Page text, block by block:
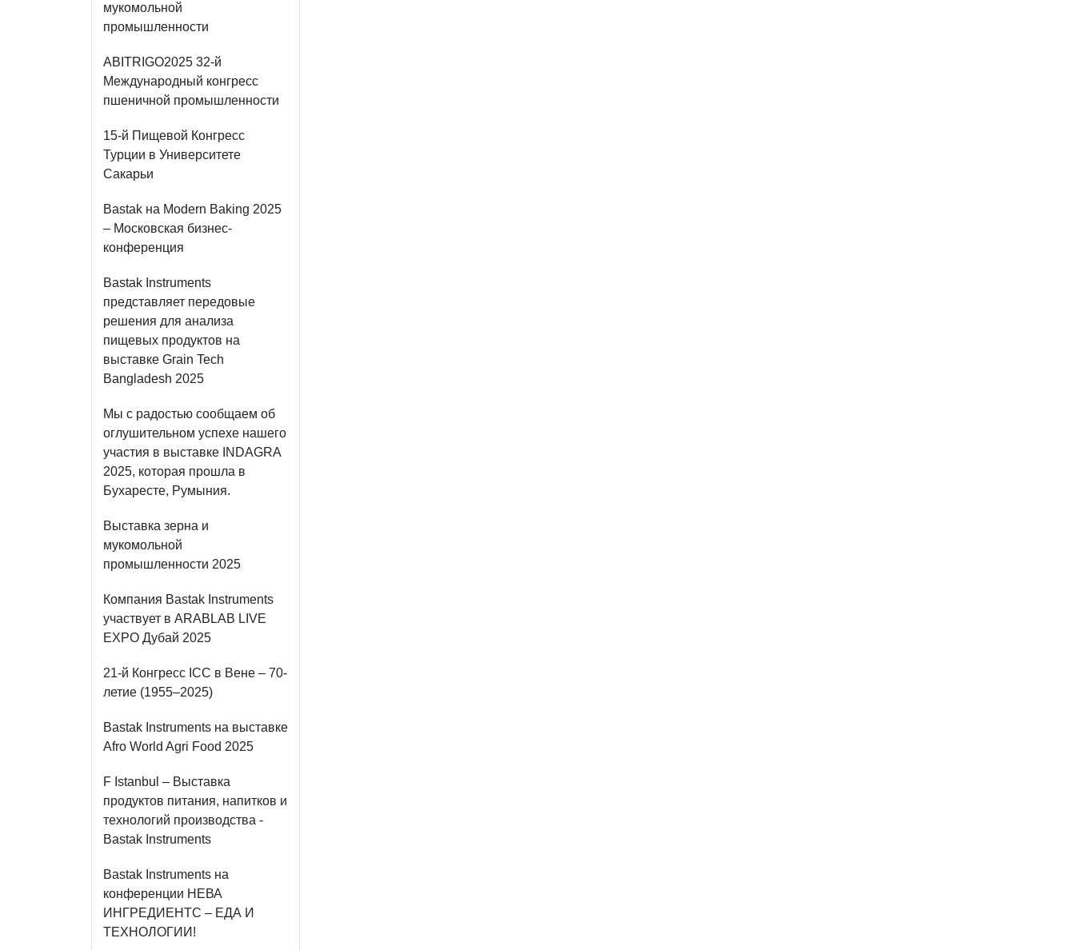
мукомольной
промышленности
ABITRIGO2025 32-й
Международный конгресс
пшеничной промышленности
15-й Пищевой Конгресс
Турции в Университете
Сакарьи
Bastak на Modern Baking 2025
– Московская бизнес-
конференция
Bastak Instruments
представляет передовые
решения для анализа
пищевых продуктов на
выставке Grain Tech
Bangladesh 2025
Мы с радостью сообщаем об
оглушительном успехе нашего
участия в выставке INDAGRA
2025, которая прошла в
Бухаресте, Румыния.
Выставка зерна и
мукомольной
промышленности 2025
Компания Bastak Instruments
участвует в ARABLAB LIVE
EXPO Дубай 2025
21-й Конгресс ICC в Вене – 70-
летие (1955–2025)
Bastak Instruments на выставке
Afro World Agri Food 2025
F Istanbul – Выставка
продуктов питания, напитков и
технологий производства -
Bastak Instruments
Bastak Instruments на
конференции НЕВА
ИНГРЕДИЕНТС – ЕДА И
ТЕХНОЛОГИИ!